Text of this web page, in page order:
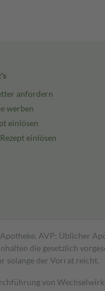
anfordern
werben
einlösen
einlösen
AVP: Üblicher
die gesetzlich
solange der Vorrat reicht.
von